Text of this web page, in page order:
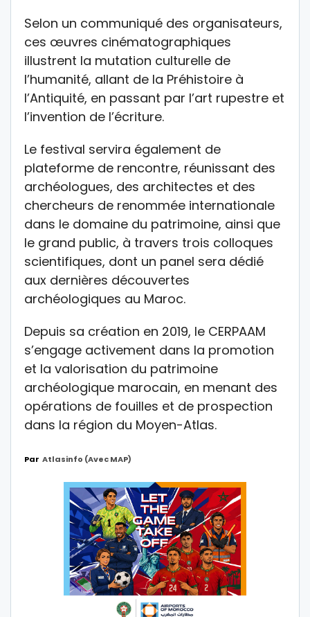
Selon un communiqué des organisateurs,
ces œuvres cinématographiques
illustrent la mutation culturelle de
l’humanité, allant de la Préhistoire à
l’Antiquité, en passant par l’art rupestre et
l’invention de l’écriture.
Le festival servira également de
plateforme de rencontre, réunissant des
archéologues, des architectes et des
chercheurs de renommée internationale
dans le domaine du patrimoine, ainsi que
le grand public, à travers trois colloques
scientifiques, dont un panel sera dédié
aux dernières découvertes
archéologiques au Maroc.
Depuis sa création en 2019, le CERPAAM
s’engage activement dans la promotion
et la valorisation du patrimoine
archéologique marocain, en menant des
opérations de fouilles et de prospection
dans la région du Moyen-Atlas.
Par Atlasinfo (avec MAP)